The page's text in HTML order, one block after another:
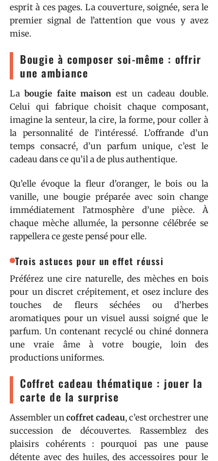
esprit à ces pages. La couverture, soignée, sera le
premier signal de l’attention que vous y avez
mise.
Bougie à composer soi-même : offrir
une ambiance
Labougie faite maisonest un cadeau double.
Celui qui fabrique choisit chaque composant,
imagine la senteur, la cire, la forme, pour coller à
la personnalité de l’intéressé. L’offrande d’un
temps consacré, d’un parfum unique, c’est le
cadeau dans ce qu’il a de plus authentique.
Qu’elle évoque la fleur d’oranger, le bois ou la
vanille, une bougie préparée avec soin change
immédiatement l’atmosphère d’une pièce. À
chaque mèche allumée, la personne célébrée se
rappellera ce geste pensé pour elle.
Trois astuces pour un effet réussi
Préférez une cire naturelle, des mèches en bois
pour un discret crépitement, et osez inclure des
touches de fleurs séchées ou d’herbes
aromatiques pour un visuel aussi soigné que le
parfum. Un contenant recyclé ou chiné donnera
une vraie âme à votre bougie, loin des
productions uniformes.
Coffret cadeau thématique : jouer la
carte de la surprise
Assembler uncoffret cadeau, c’est orchestrer une
succession de découvertes. Rassemblez des
plaisirs cohérents : pourquoi pas une pause
détente avec des huiles, des accessoires pour le